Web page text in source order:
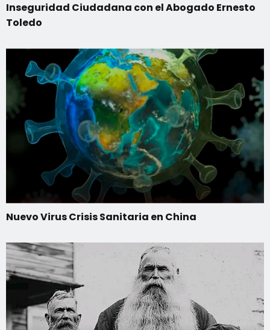
Inseguridad Ciudadana con el Abogado Ernesto
Toledo
Nuevo Virus Crisis Sanitaria en China